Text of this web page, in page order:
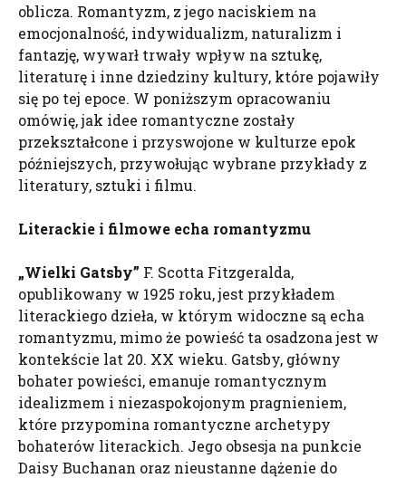
oblicza. Romantyzm, z jego naciskiem na
emocjonalność, indywidualizm, naturalizm i
fantazję, wywarł trwały wpływ na sztukę,
literaturę i inne dziedziny kultury, które pojawiły
się po tej epoce. W poniższym opracowaniu
omówię, jak idee romantyczne zostały
przekształcone i przyswojone w kulturze epok
późniejszych, przywołując wybrane przykłady z
literatury, sztuki i filmu.
Literackie i filmowe echa romantyzmu
„Wielki Gatsby” F. Scotta Fitzgeralda,
opublikowany w 1925 roku, jest przykładem
literackiego dzieła, w którym widoczne są echa
romantyzmu, mimo że powieść ta osadzona jest w
kontekście lat 20. XX wieku. Gatsby, główny
bohater powieści, emanuje romantycznym
idealizmem i niezaspokojonym pragnieniem,
które przypomina romantyczne archetypy
bohaterów literackich. Jego obsesja na punkcie
Daisy Buchanan oraz nieustanne dążenie do